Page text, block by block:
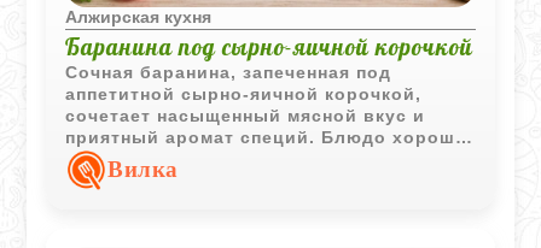
Алжирская кухня
Баранина под сырно-яичной корочкой
Сочная баранина, запеченная под
аппетитной сырно-яичной корочкой,
сочетает насыщенный мясной вкус и
приятный аромат специй. Блюдо хорошо
подходит как для семейного ужина, так и
для праздничного стола.
Вилка